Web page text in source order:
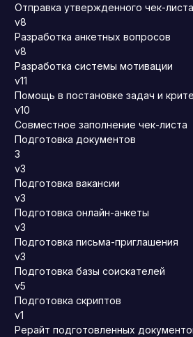
Отправка утвержденного чек-листа
v8
Разработка анкетных вопросов
v8
Разработка системы мотивации
v11
Помощь в постановке задач и
v10
Совместное заполнение чек-листа
Подготовка документов
3
v3
Подготовка вакансии
v3
Подготовка онлайн-анкеты
v3
Подготовка письма-приглашения
v3
Подготовка базы соискателей
v5
Подготовка скриптов
v1
Рерайт подготовленных